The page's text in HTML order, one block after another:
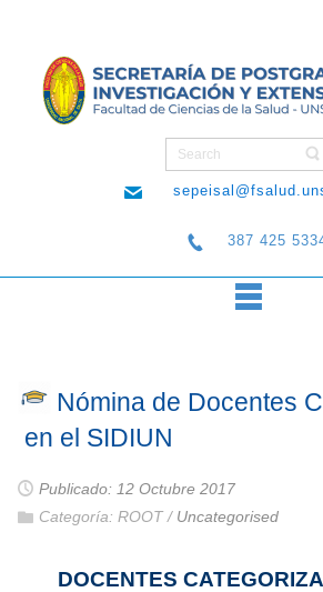
387 425
Nómina de Docentes
en el SIDIUN
Publicado: 12 Octubre 2017
Categoría: ROOT/ Uncategorised
DOCENTES